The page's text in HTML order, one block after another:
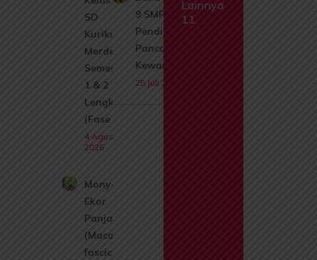
SD
Kurikulum
Merdeka
Semester
1 & 2
Lengkap
(Fase A)
4 Agustus
2026
Monyet
Ekor
Panjang
(Macaca
fascicularis):
9 SMP MTs
Pendidikan
Pancasila dan
Kewarganegaraan
25 Juli 2026
Lainnya
11